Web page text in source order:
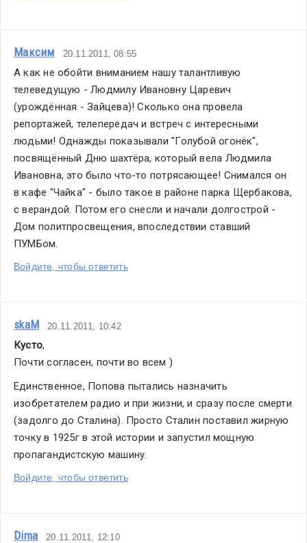
Максим 20.11.2011, 08:55
А как не обойти вниманием нашу талантливую
телеведущую - Людмилу Ивановну Царевич
(урождённая - Зайцева)! Сколько она провела
репортажей, телепередач и встреч с интересными
людьми! Однажды показывали "Голубой огонёк",
посвящённый Дню шахтёра, который вела Людмила
Ивановна, это было что-то потрясающее! Снимался он
в кафе "Чайка" - было такое в районе парка Щербакова,
с верандой. Потом его снесли и начали долгострой -
Дом политпросвещения, впоследствии ставший
ПУМБом.
Войдите, чтобы ответить
skaM 20.11.2011, 10:42
Кусто,
Почти согласен, почти во всем )
Единственное, Попова пытались назначить
изобретателем радио и при жизни, и сразу после смерти
(задолго до Сталина). Просто Сталин поставил жирную
точку в 1925г в этой истории и запустил мощную
пропагандистскую машину.
Войдите, чтобы ответить
Dima 20.11.2011, 12:10